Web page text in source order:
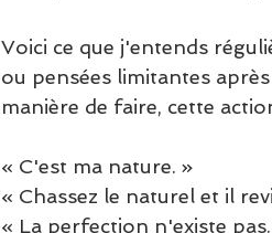
Voici ce que j'entends
ou pensées limitantes après
manière de faire, cette
« C'est ma nature. »
« Chassez le naturel et il
« La perfection n'existe